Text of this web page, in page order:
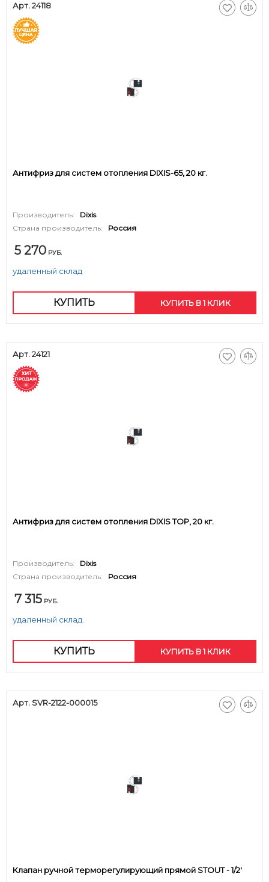
Арт. 24118
Антифриз для систем отопления DIXIS-65, 20 кг.
Производитель:
Dixis
Страна производитель:
Россия
5 270 РУБ.
удаленный склад
КУПИТЬ КУПИТЬ В 1 КЛИК
Арт. 24121
Антифриз для систем отопления DIXIS TOP, 20 кг.
Производитель:
Dixis
Страна производитель:
Россия
7 315 РУБ.
удаленный склад.
КУПИТЬ КУПИТЬ В 1 КЛИК
Арт. SVR-2122-000015
Клапан ручной терморегулирующий прямой STOUT - 1/2'